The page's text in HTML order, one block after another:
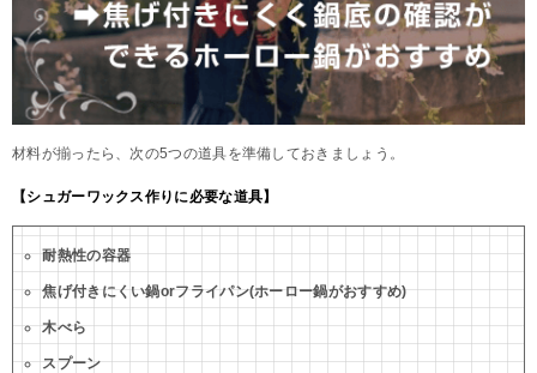
材料が揃ったら、次の5つの道具を準備しておきましょう。
【シュガーワックス作りに必要な道具】
耐熱性の容器
焦げ付きにくい鍋orフライパン(ホーロー鍋がおすすめ)
木べら
スプーン